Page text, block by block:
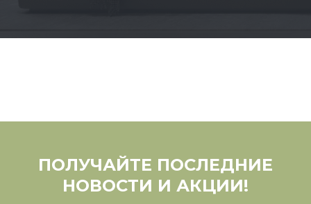
ПОЛУЧАЙТЕ ПОСЛЕДНИЕ
НОВОСТИ И АКЦИИ!